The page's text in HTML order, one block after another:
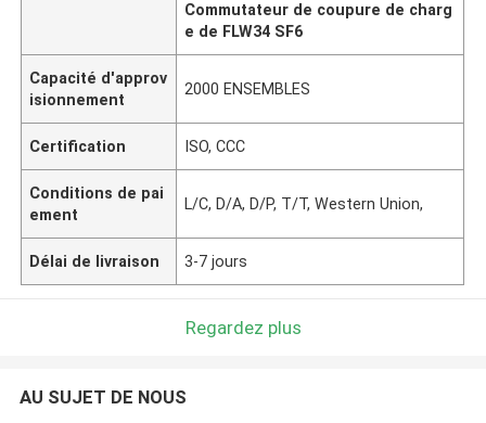
Commutateur de coupure de charg
e de FLW34 SF6
Capacité d'approv
isionnement
2000 ENSEMBLES
Certification ISO, CCC
Conditions de pai
ement
L/C, D/A, D/P, T/T, Western Union,
Délai de livraison 3-7 jours
Regardez plus
AU SUJET DE NOUS